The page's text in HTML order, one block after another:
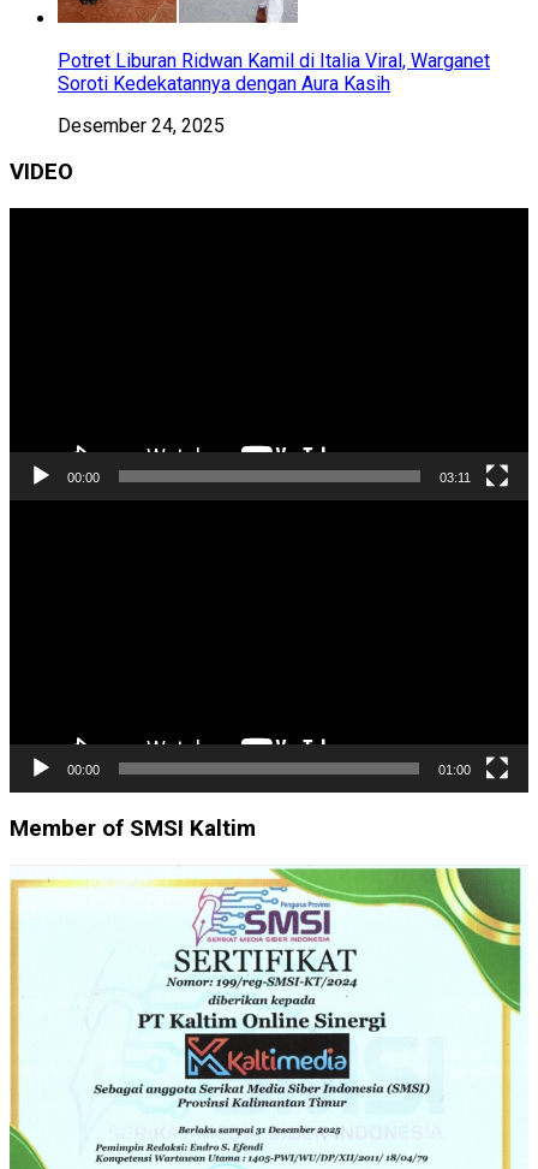
Potret Liburan Ridwan Kamil di Italia Viral, Warganet
Soroti Kedekatannya dengan Aura Kasih
Desember 24, 2025
VIDEO
00:00 03:11
00:00 01:00
Member of SMSI Kaltim